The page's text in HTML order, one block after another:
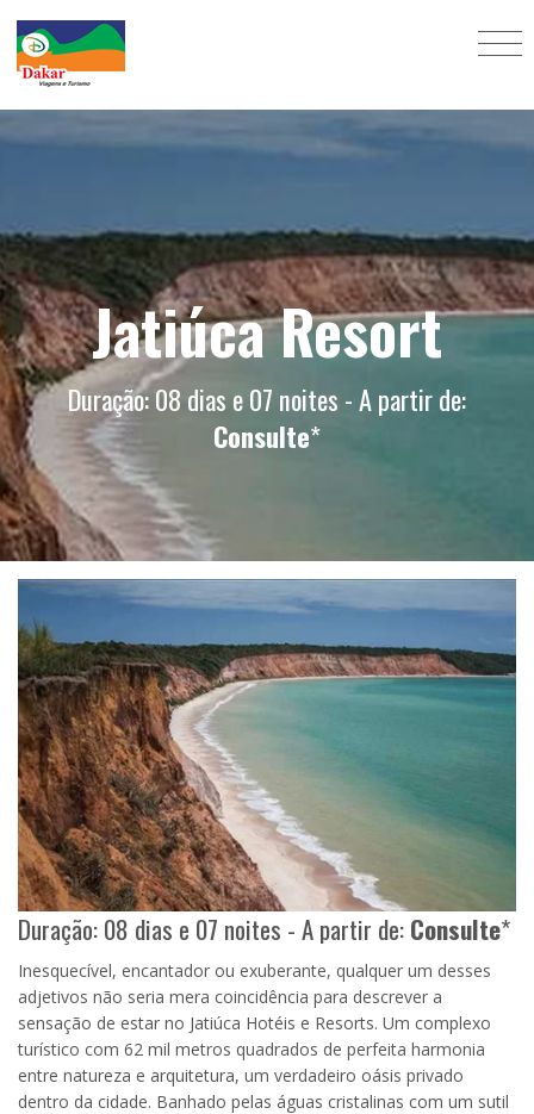
Jatiúca Resort
Duração: 08 dias e 07 noites - A partir de:
Consulte*
Duração: 08 dias e 07 noites - A partir de:Consulte*
Inesquecível, encantador ou exuberante, qualquer um desses
adjetivos não seria mera coincidência para descrever a
sensação de estar no Jatiúca Hotéis e Resorts. Um complexo
turístico com 62 mil metros quadrados de perfeita harmonia
entre natureza e arquitetura, um verdadeiro oásis privado
dentro da cidade. Banhado pelas águas cristalinas com um sutil